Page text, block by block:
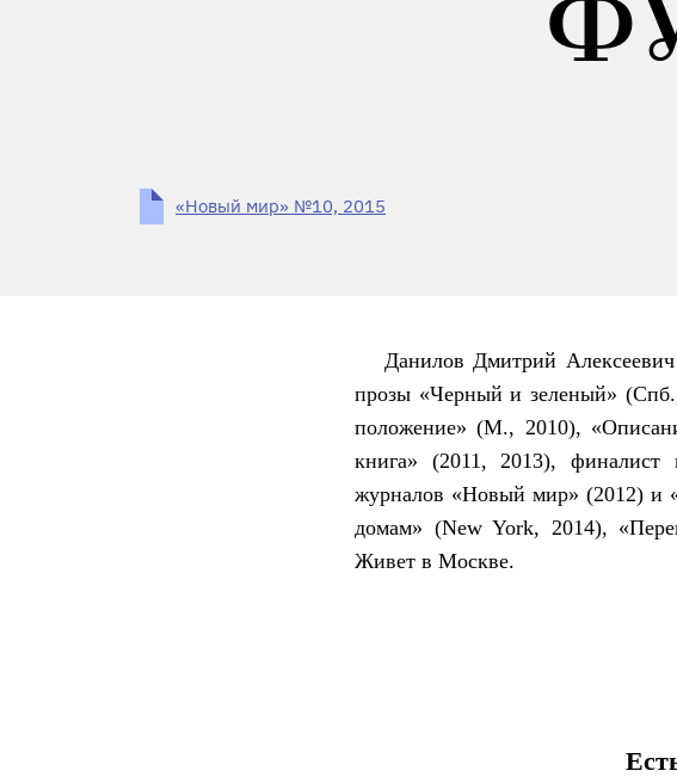
«Новый мир» №10, 2015
Данилов Дмитрий
прозы «Черный и зеленый»
положение» (М., 2010),
книга» (2011, 2013),
журналов «Новый мир» (2012) и
домам» (New York, 2014),
Живет в Москве.